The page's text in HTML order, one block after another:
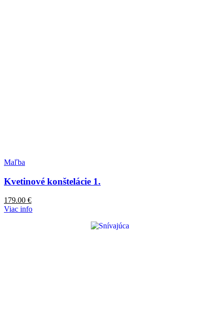
Maľba
Kvetinové konštelácie 1.
179.00 €
Viac info